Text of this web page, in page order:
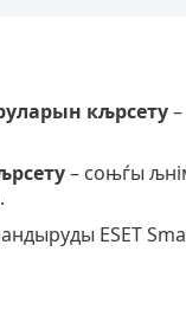
кљрсету–
– соњѓы
ESET